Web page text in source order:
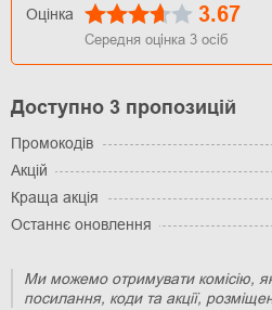
Оцінка 3.67
Середня оцінка 3 осіб
Доступно 3 пропозицій
Промокодів
Акцій
Краща акція
Останнє оновлення
Ми можемо отримувати комісію,
посилання, коди та акції,